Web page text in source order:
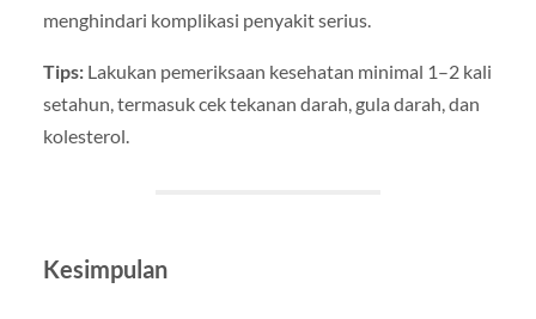
menghindari komplikasi penyakit serius.
Tips:Lakukan pemeriksaan kesehatan minimal 1–2 kali
setahun, termasuk cek tekanan darah, gula darah, dan
kolesterol.
Kesimpulan